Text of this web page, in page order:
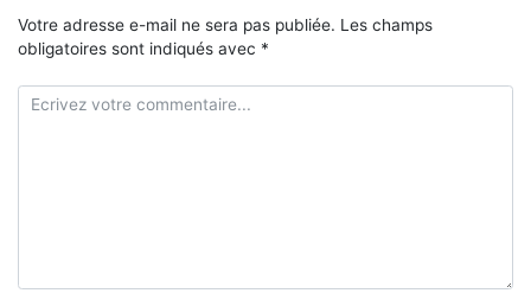
Votre adresse e-mail ne sera pas publiée. Les champs
obligatoires sont indiqués avec *